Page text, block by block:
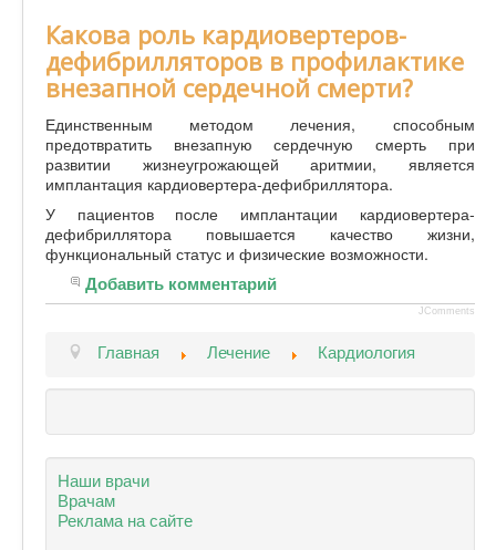
Какова роль кардиовертеров-
дефибрилляторов в профилактике
внезапной сердечной смерти?
Единственным методом лечения, способным
предотвратить внезапную сердечную смерть при
развитии жизнеугрожающей аритмии, является
имплантация кардиовертера-дефибриллятора.
У пациентов после имплантации кардиовертера-
дефибриллятора повышается качество жизни,
функциональный статус и физические возможности.
Добавить комментарий
JComments
Главная Лечение Кардиология
Наши врачи
Врачам
Реклама на сайте